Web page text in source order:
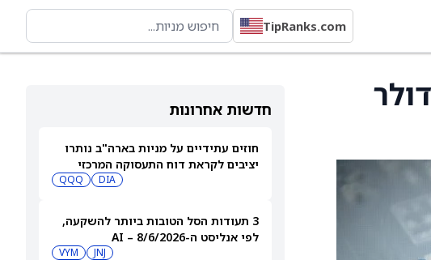
TipRanks.com
חדשות אחרונות
חוזים עתידיים על מניות בארה"ב נותרו
יציבים לקראת דוח התעסוקה המרכזי
DIA
QQQ
3 תעודות הסל הטובות ביותר להשקעה,
לפי אנליסט ה-AI – 8/6/2026
JNJ
VYM
מחיר היעד ל-Analog Devices הועלה ל-320 דולר